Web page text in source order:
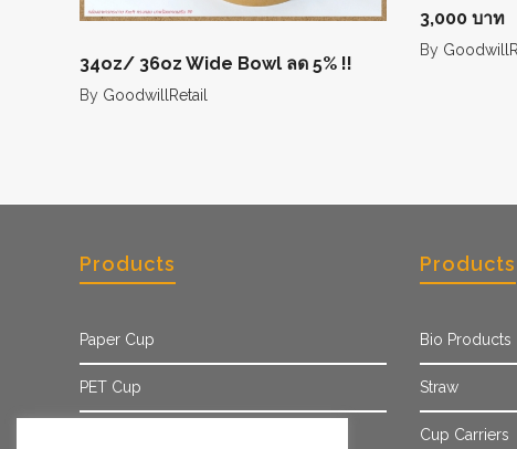
34oz/ 36oz Wide Bowl ลด 5% !!
By GoodwillRetail
3,000 บาท
By
Products
Paper Cup
PET Cup
Products
Bio Products
Straw
Cup Carriers